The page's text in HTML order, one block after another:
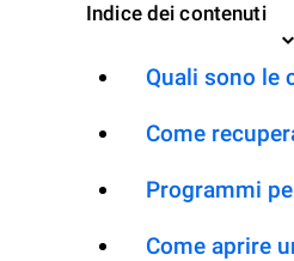
Indice dei contenuti
Quali sono le
Come
Programmi
Come aprire